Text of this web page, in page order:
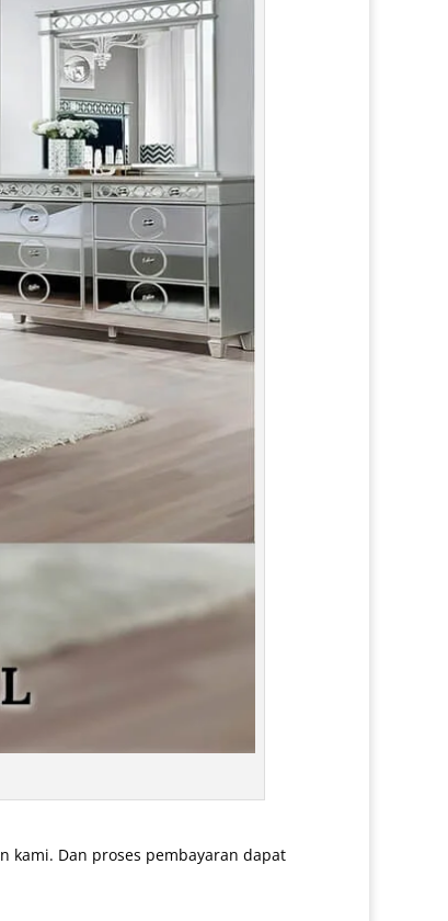
kami. Dan proses pembayaran dapat